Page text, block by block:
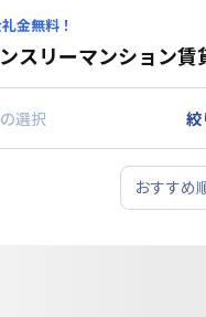
金無料！
スリーマンション賃
選択 絞